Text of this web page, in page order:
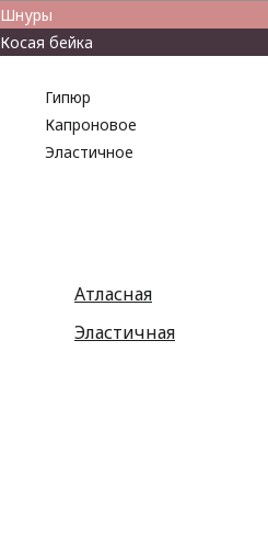
Шнуры
Косая бейка
Гипюр
Капроновое
Эластичное
Атласная
Эластичная